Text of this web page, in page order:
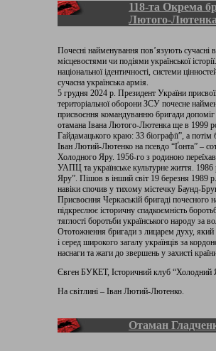
118-та Окрема
Лютого-
Почесні найменування пов’язують сучасні
місцевостями чи подіями української
національної ідентичності, системи
сучасна українська армія.
5 грудня 2024 р. Президент України
територіальної оборони ЗСУ почесне
присвоєння командуванню бригади
отамана Івана Лютого-Лютенка ще в 1999
Гайдамацького краю: 33 біографії”, а потім
Іван Лютий-Лютенко на псевдо “Ґонта” –
Холодного Яру. 1956-го з родиною
УАПЦ та українське культурне життя. 1986
Яру”. Пішов в інший світ 19 березня 1989
навіки спочив у тихому містечку Баунд-
Присвоєння Черкаській бригаді
підкреслює історичну спадкоємність
тяглості боротьби українського народу за
Ототожнення бригади з лицарем духу, який
і серед широкого загалу українців за
наснаги та жаги до звершень у захисті
Євген БУКЕТ, Історичний клуб “Холодний
На світлині – Іван Лютий-Лютенко.
Отаман